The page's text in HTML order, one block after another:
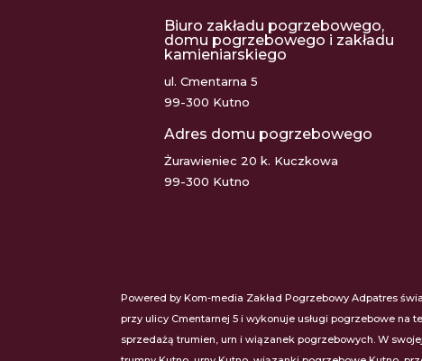
Biuro zakładu pogrzebowego,
domu pogrzebowego i zakładu
kamieniarskiego
ul. Cmentarna 5
99-300 Kutno
Adres domu pogrzebowego
Żurawieniec 20 k. Kuczkowa
99-300 Kutno
Powered by Kom-media Zakład Pogrzebowy Adpatres
przy ulicy Cmentarnej 5 i wykonuje usługi pogrzebowe na
sprzedażą trumien, urn i wiązanek pogrzebowych. W